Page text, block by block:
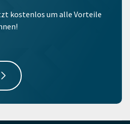
kostenlos um alle Vorteile